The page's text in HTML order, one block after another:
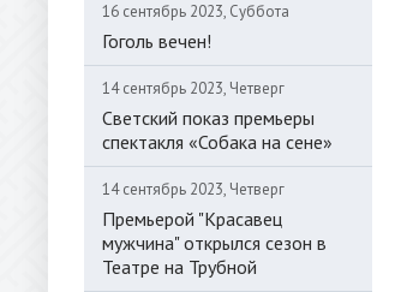
16 сентябрь 2023, Суббота
Гоголь вечен!
14 сентябрь 2023, Четверг
Светский показ премьеры
спектакля «Собака на сене»
14 сентябрь 2023, Четверг
Премьерой "Красавец
мужчина" открылся сезон в
Театре на Трубной